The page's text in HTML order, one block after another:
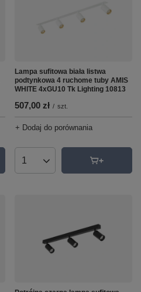
Lampa sufitowa biała listwa
podtynkowa 4 ruchome tuby AMIS
WHITE 4xGU10 Tk Lighting 10813
507,00 zł / szt.
+ Dodaj do porównania
Ilość produktów